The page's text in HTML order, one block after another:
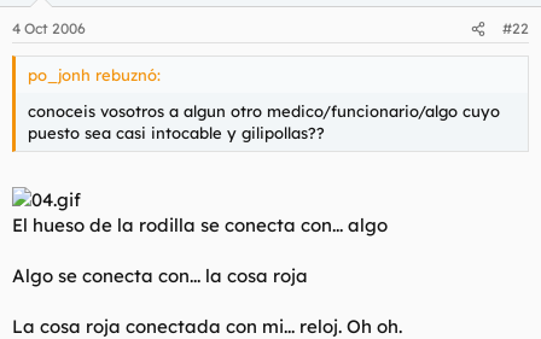
4 Oct 2006 #22
po_jonh rebuznó:
conoceis vosotros a algun otro medico/funcionario/algo cuyo
puesto sea casi intocable y gilipollas??
El hueso de la rodilla se conecta con... algo
Algo se conecta con... la cosa roja
La cosa roja conectada con mi... reloj. Oh oh.